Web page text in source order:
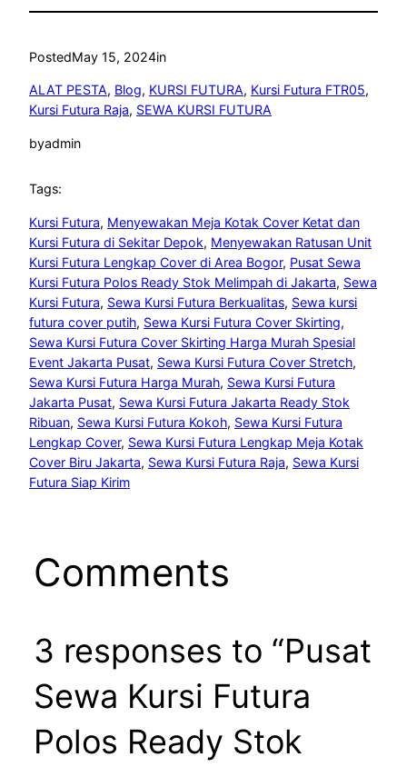
PostedMay 15, 2024in
ALAT PESTA, Blog, KURSI FUTURA, Kursi Futura FTR05
Kursi Futura Raja, SEWA KURSI FUTURA
byadmin
Tags:
Kursi Futura, Menyewakan Meja Kotak Cover Ketat dan
Kursi Futura di Sekitar Depok, Menyewakan Ratusan Unit
Kursi Futura Lengkap Cover di Area Bogor, Pusat Sewa
Kursi Futura Polos Ready Stok Melimpah di Jakarta, Sewa
Kursi Futura, Sewa Kursi Futura Berkualitas, Sewa kursi
futura cover putih, Sewa Kursi Futura Cover Skirting
Sewa Kursi Futura Cover Skirting Harga Murah Spesial
Event Jakarta Pusat, Sewa Kursi Futura Cover Stretch
Sewa Kursi Futura Harga Murah, Sewa Kursi Futura
Jakarta Pusat, Sewa Kursi Futura Jakarta Ready Stok
Ribuan, Sewa Kursi Futura Kokoh, Sewa Kursi Futura
Lengkap Cover, Sewa Kursi Futura Lengkap Meja Kotak
Cover Biru Jakarta, Sewa Kursi Futura Raja, Sewa Kursi
Futura Siap Kirim
Comments
3 responses to “Pusat
Sewa Kursi Futura
Polos Ready Stok